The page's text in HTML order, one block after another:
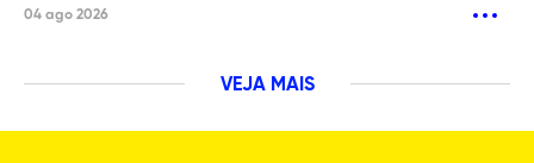
04 ago 2026
VEJA MAIS